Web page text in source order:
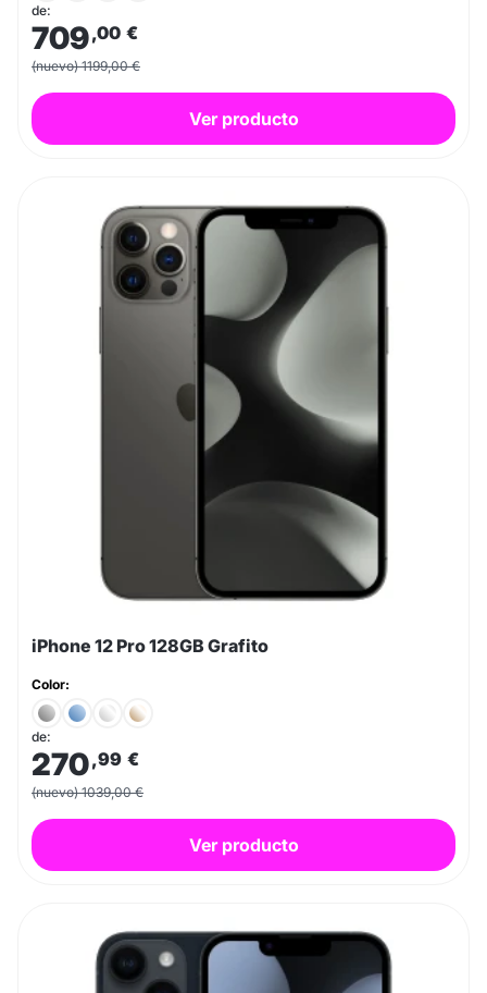
de:
709,00 €
(nuevo) 1199,00 €
Ver producto
iPhone 12 Pro 128GB Grafito
Color:
de:
270,99 €
(nuevo) 1039,00 €
Ver producto